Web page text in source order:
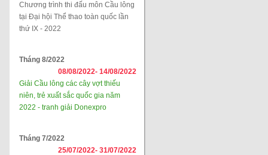
Chương trình thi đấu môn Cầu lông
tại Đại hội Thể thao toàn quốc lần
thứ IX - 2022
Tháng 8/2022
08/08/2022- 14/08/2022
Giải Cầu lông các cây vợt thiếu
niên, trẻ xuất sắc quốc gia năm
2022 - tranh giải Donexpro
Tháng 7/2022
25/07/2022- 31/07/2022